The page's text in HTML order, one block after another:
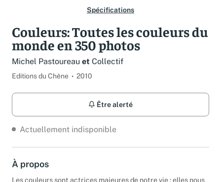
Couleurs: Toutes les couleurs du
monde en 350 photos
Actuellement indisponible
À propos